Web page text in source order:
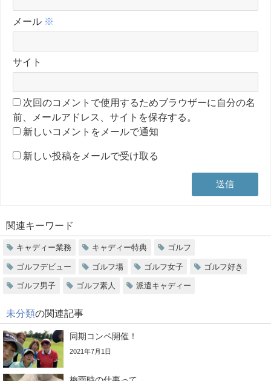
メール ※
サイト
次回のコメントで使用するためブラウザーに自分の名
前、メールアドレス、サイトを保存する。
新しいコメントをメールで通知
新しい投稿をメールで受け取る
関連キーワード
キャディー業務 キャディー特典 ゴルフ
ゴルフデビュー ゴルフ場 ゴルフ女子 ゴルフ好き
ゴルフ男子 ゴルフ素人 派遣キャディー
未分類の関連記事
同期コンペ開催！
2021年7月1日